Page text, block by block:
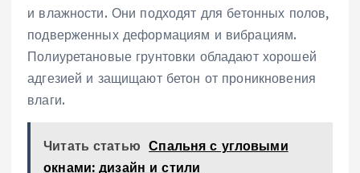
и влажности. Они подходят для бетонных полов,
подверженных деформациям и вибрациям.
Полиуретановые грунтовки обладают хорошей
адгезией и защищают бетон от проникновения
влаги.
Читать статью Спальня с угловыми
окнами: дизайн и стили